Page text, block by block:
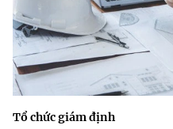
Tổ chức giám định